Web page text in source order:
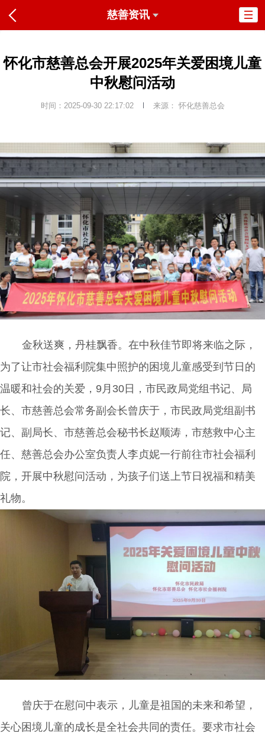
慈善资讯
怀化市慈善总会开展2025年关爱困境儿童
中秋慰问活动
时间：2025-09-30 22:17:02 来源： 怀化慈善总会
金秋送爽，丹桂飘香。在中秋佳节即将来临之际，
为了让市社会福利院集中照护的困境儿童感受到节日的
温暖和社会的关爱， 9 月 30日 ，市民政局党组书记、局
长、市慈善总会常务副会长曾庆于，市民政局党组副书
记、副局长、市慈善总会秘书长赵顺涛，市慈救中心主
任、慈善总会办公室负责人李贞妮一行前往市社会福利
院，开展中秋慰问活动，为孩子们送上节日祝福和精美
礼物。
曾庆于在慰问中表示，儿童是祖国的未来和希望，
关心困境儿童的成长是全社会共同的责任。要求市社会